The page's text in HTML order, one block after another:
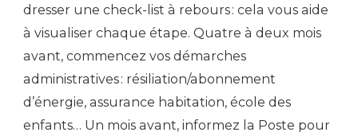
dresser une check-list à rebours : cela vous aide
à visualiser chaque étape. Quatre à deux mois
avant, commencez vos démarches
administratives : résiliation/abonnement
d’énergie, assurance habitation, école des
enfants… Un mois avant, informez la Poste pour